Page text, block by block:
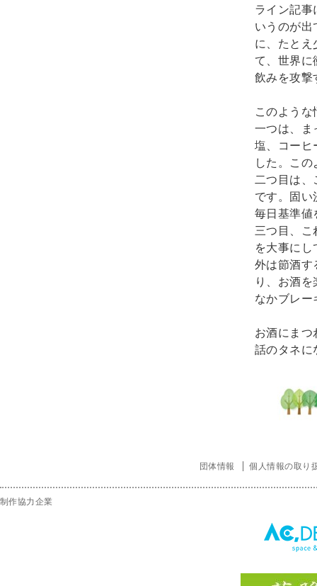
ライン記事
いうのが出
に、たとえ
て、世界に
飲みを攻撃
このよう
一つは、ま
塩、コーヒ
した。こ
二つ目は
です。固い
毎日基準値
三つ目、こ
を大事に
外は節酒す
り、お酒
なかブレー
お酒にまつ
話のタネに
団体情報 個人情報の取り
制作協力企業